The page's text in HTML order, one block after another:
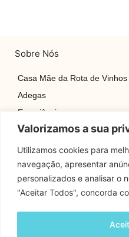
Valorizamos a sua
Utilizamos cookies para
navegação, apresentar
personalizados e analisar o
"Aceitar Todos", concorda
Sobre Nós
Casa Mãe da Rota de Vinhos
Adegas
Experiências
Explore
Rotas
Contactos
Apoio Cliente